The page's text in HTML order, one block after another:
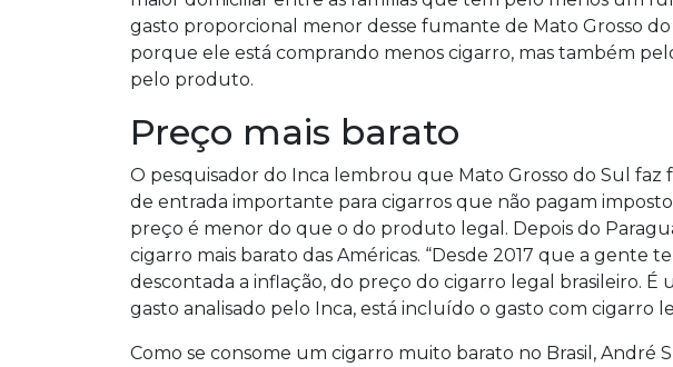
gasto proporcional menor desse fumante de Mato Grosso
porque ele está comprando menos cigarro, mas também
pelo produto.
Preço mais barato
O pesquisador do Inca lembrou que Mato Grosso do Sul faz
de entrada importante para cigarros que não pagam
preço é menor do que o do produto legal. Depois do
cigarro mais barato das Américas. “Desde 2017 que a gente
descontada a inflação, do preço do cigarro legal brasileiro. É
gasto analisado pelo Inca, está incluído o gasto com cigarro
Como se consome um cigarro muito barato no Brasil, André